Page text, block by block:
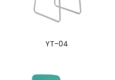
YT-04